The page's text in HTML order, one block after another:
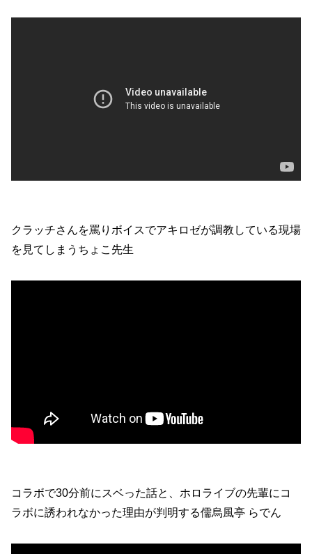
クラッチさんを罵りボイスでアキロゼが調教している現場
を見てしまうちょこ先生
コラボで30分前にスベった話と、ホロライブの先輩にコ
ラボに誘われなかった理由が判明する儒烏風亭 らでん